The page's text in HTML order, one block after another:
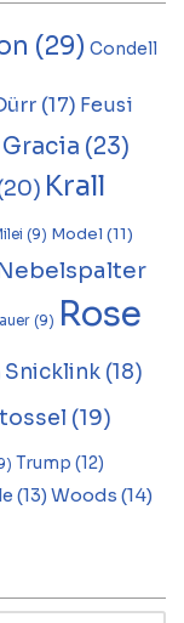
(29) Condell
(17) Feusi
Gracia (23)
Krall
(9) Model (11)
(9) Rose
Snicklink (18)
(19)
Trump (12)
(13) Woods (14)